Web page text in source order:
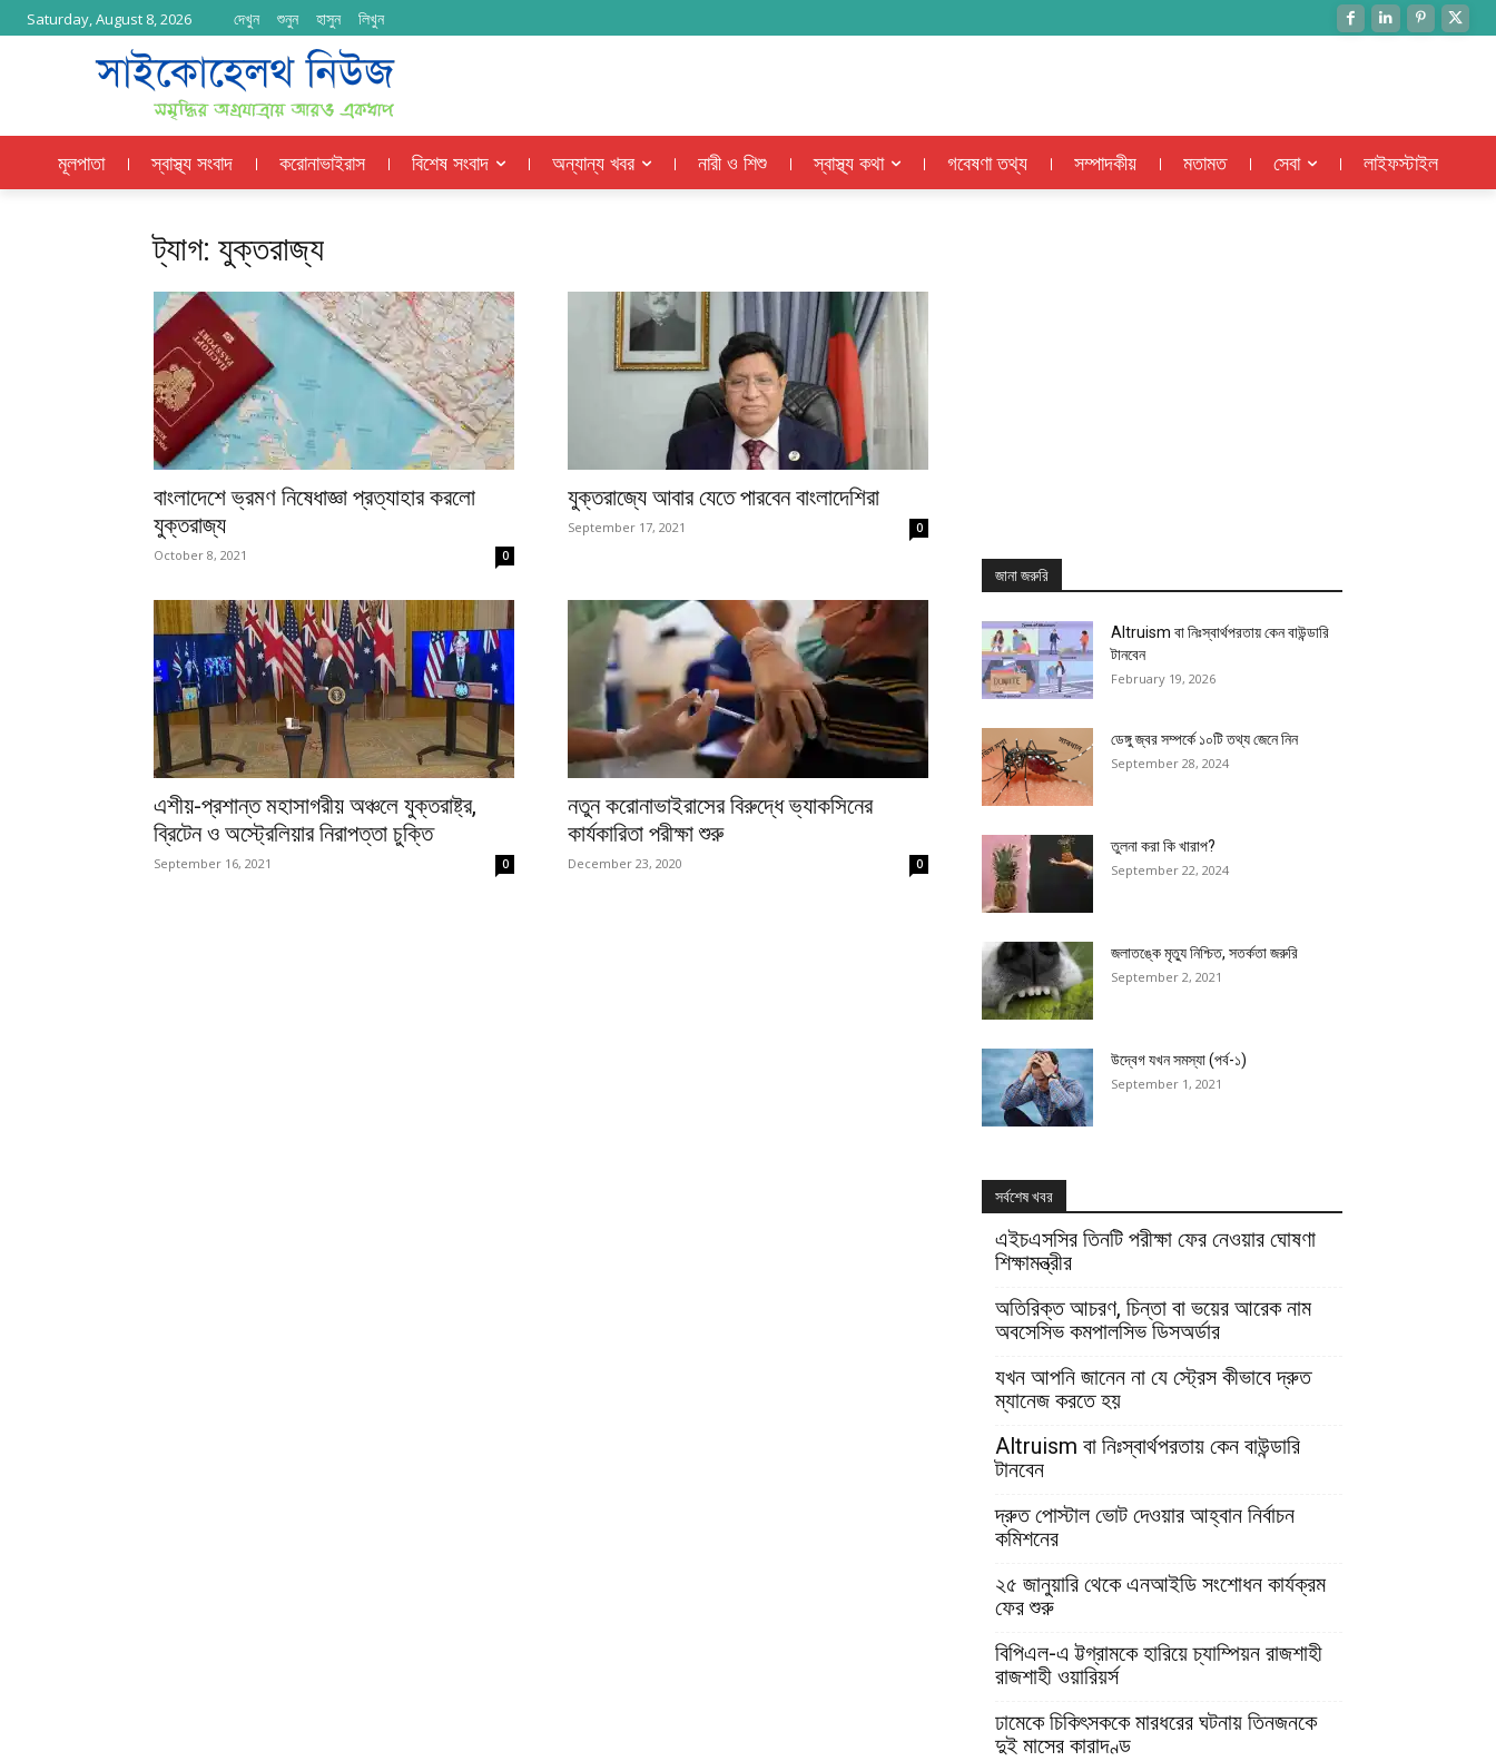
Saturday, August 8, 2026 দেখুন শুনুন হাসুন লিখুন
মূলপাতা স্বাস্থ্য সংবাদ করোনাভাইরাস বিশেষ সংবাদ অন্যান্য খবর নারী ও শিশু স্বাস্থ্য কথা গবেষণা তথ্য সম্পাদকীয় মতামত সেবা লাইফস্টাইল
ট্যাগ: যুক্তরাজ্য
বাংলাদেশে ভ্রমণ নিষেধাজ্ঞা প্রত্যাহার করলো
যুক্তরাজ্য
October 8, 2021 0
যুক্তরাজ্যে আবার যেতে পারবেন বাংলাদেশিরা
September 17, 2021 0
এশীয়-প্রশান্ত মহাসাগরীয় অঞ্চলে যুক্তরাষ্ট্র,
ব্রিটেন ও অস্ট্রেলিয়ার নিরাপত্তা চুক্তি
September 16, 2021 0
নতুন করোনাভাইরাসের বিরুদ্ধে ভ্যাকসিনের
কার্যকারিতা পরীক্ষা শুরু
December 23, 2020 0
জানা জরুরি
Altruism বা নিঃস্বার্থপরতায় কেন বাউন্ডারি
টানবেন
February 19, 2026
ডেঙ্গু জ্বর সম্পর্কে ১০টি তথ্য জেনে নিন
September 28, 2024
তুলনা করা কি খারাপ?
September 22, 2024
জলাতঙ্কে মৃত্যু নিশ্চিত, সতর্কতা জরুরি
September 2, 2021
উদ্বেগ যখন সমস্যা (পর্ব-১)
September 1, 2021
সর্বশেষ খবর
এইচএসসির তিনটি পরীক্ষা ফের নেওয়ার ঘোষণা
শিক্ষামন্ত্রীর
অতিরিক্ত আচরণ, চিন্তা বা ভয়ের আরেক নাম
অবসেসিভ কমপালসিভ ডিসঅর্ডার
যখন আপনি জানেন না যে স্ট্রেস কীভাবে দ্রুত
ম্যানেজ করতে হয়
Altruism বা নিঃস্বার্থপরতায় কেন বাউন্ডারি
টানবেন
দ্রুত পোস্টাল ভোট দেওয়ার আহ্বান নির্বাচন
কমিশনের
২৫ জানুয়ারি থেকে এনআইডি সংশোধন কার্যক্রম
ফের শুরু
বিপিএল-এ ট্টগ্রামকে হারিয়ে চ্যাম্পিয়ন রাজশাহী
রাজশাহী ওয়ারিয়র্স
ঢামেকে চিকিৎসককে মারধরের ঘটনায় তিনজনকে
দুই মাসের কারাদণ্ড